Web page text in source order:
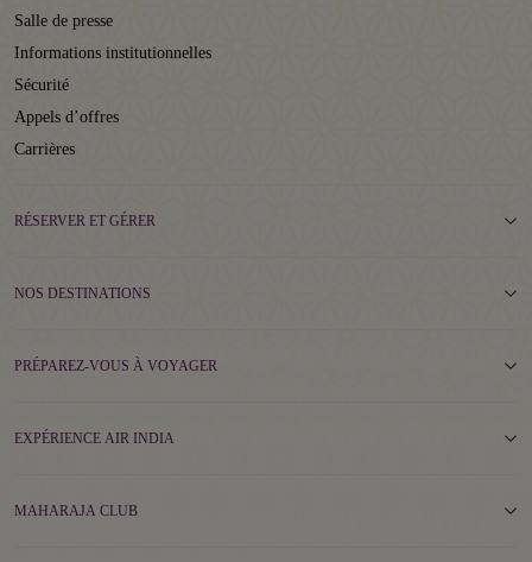
Salle de presse
Informations institutionnelles
Sécurité
Appels d’offres
Carrières
RÉSERVER ET GÉRER
NOS DESTINATIONS
PRÉPAREZ-VOUS À VOYAGER
EXPÉRIENCE AIR INDIA
MAHARAJA CLUB